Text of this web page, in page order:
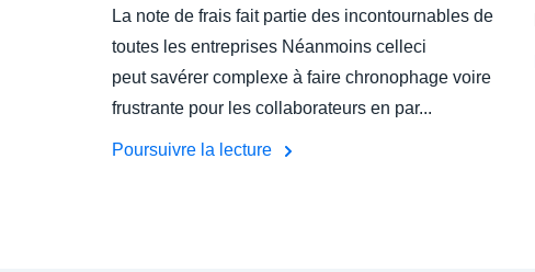
La note de frais fait partie des incontournables de
toutes les entreprises Néanmoins celleci
peut savérer complexe à faire chronophage voire
frustrante pour les collaborateurs en par...
Poursuivre la lecture